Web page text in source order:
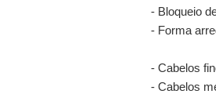
- Bloqueio
- Forma
- Cabelos
- Cabelos